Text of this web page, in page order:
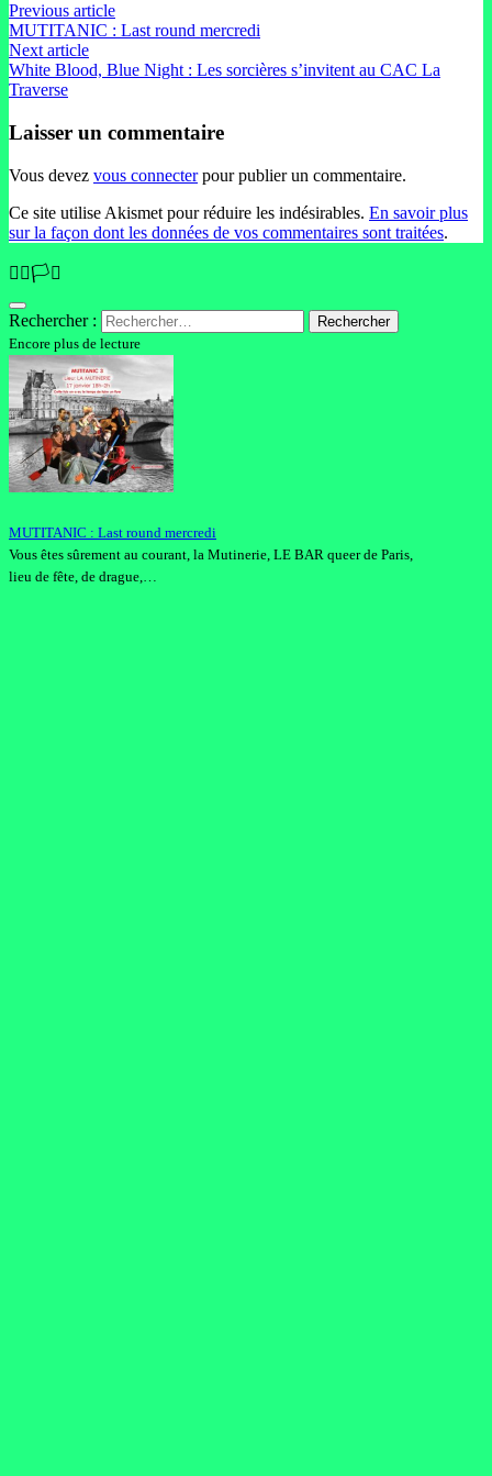
Previous article
MUTITANIC : Last round mercredi
Next article
White Blood, Blue Night : Les sorcières s’invitent au CAC La
Traverse
Laisser un commentaire
Vous devez vous connecterpour publier un commentaire.
Ce site utilise Akismet pour réduire les indésirables. En savoir plus
sur la façon dont les données de vos commentaires sont traitées.
🏳️‍🌈🏳️‍⚧️
Rechercher :
Encore plus de lecture
MUTITANIC : Last round mercredi
Vous êtes sûrement au courant, la Mutinerie, LE BAR queer de Paris,
lieu de fête, de drague,…